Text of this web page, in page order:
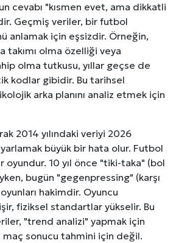
cevabı "kısmen evet, ama dikkatli
Geçmiş veriler, bir futbol
anlamak için eşsizdir. Örneğin,
takımı olma özelliği veya
olma tutkusu, yıllar geçse de
kodlar gibidir. Bu tarihsel
arka planını analiz etmek için
2014 yılındaki veriyi 2026
büyük bir hata olur. Futbol
oyundur. 10 yıl önce "tiki-taka" (bol
bugün "gegenpressing" (karşı
hakimdir. Oyuncu
fiziksel standartlar yükselir. Bu
"trend analizi" yapmak için
maç sonucu tahmini için değil.